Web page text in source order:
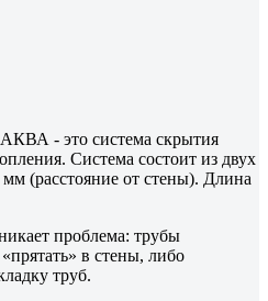
- это система скрытия
Система состоит из двух
(расстояние от стены). Длина
проблема: трубы
в стены, либо
труб.